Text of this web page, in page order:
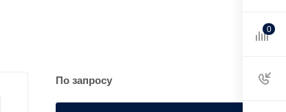
По запросу
0